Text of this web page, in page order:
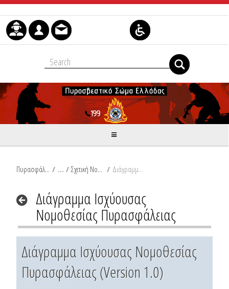
Skip to Content
Πυρασφάλεια / Σχετική Νομοθεσία / Διάγραμμα Ισχύουσας Νομοθεσίας Πυρασφάλειας
Διάγραμμα Ισχύουσας
Νομοθεσίας Πυρασφάλειας
Διάγραμμα Ισχύουσας Νομοθεσίας
Πυρασφάλειας (Version 1.0)